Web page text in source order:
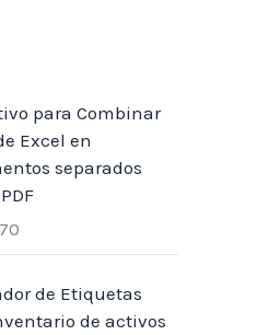
para Combinar
Excel en
separados
70
de Etiquetas
de activos